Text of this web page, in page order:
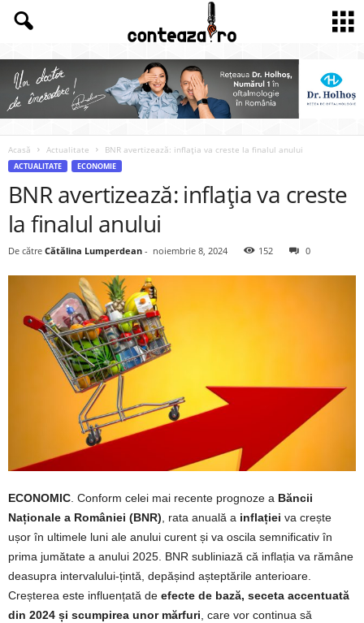
Acasă Actualitate BNR avertizează: inflația va creste la finalul anului
ACTUALITATE ECONOMIE
BNR avertizează: inflația va creste
la finalul anului
De către Cătălina Lumperdean - noiembrie 8, 2024 152 0
ECONOMIC. Conform celei mai recente prognoze a Băncii
Naționale a României (BNR), rata anuală a inflației va crește
ușor în ultimele luni ale anului curent și va oscila semnificativ în
prima jumătate a anului 2025. BNR subliniază că inflația va rămâne
deasupra intervalului-țintă, depășind așteptările anterioare.
Creșterea este influențată de efecte de bază, seceta accentuată
din 2024 și scumpirea unor mărfuri, care vor continua să